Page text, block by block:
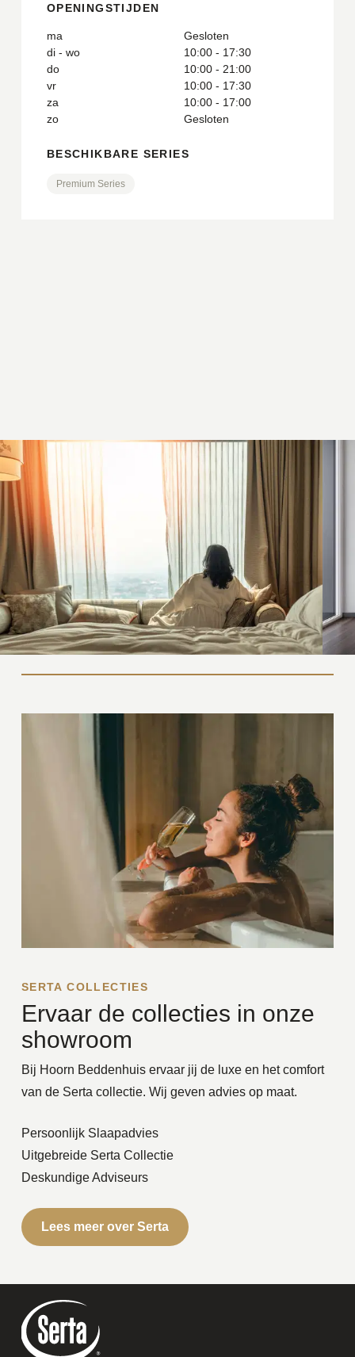
OPENINGSTIJDEN
ma
Gesloten
di - wo
10:00 - 17:30
do
10:00 - 21:00
vr
10:00 - 17:30
za
10:00 - 17:00
zo
Gesloten
BESCHIKBARE SERIES
Premium Series
Ervaar de collecties in onze
showroom
SERTA COLLECTIES
Bij Hoorn Beddenhuis ervaar jij de luxe en het comfort
van de Serta collectie. Wij geven advies op maat.
Persoonlijk Slaapadvies
Uitgebreide Serta Collectie
Deskundige Adviseurs
Lees meer over Serta